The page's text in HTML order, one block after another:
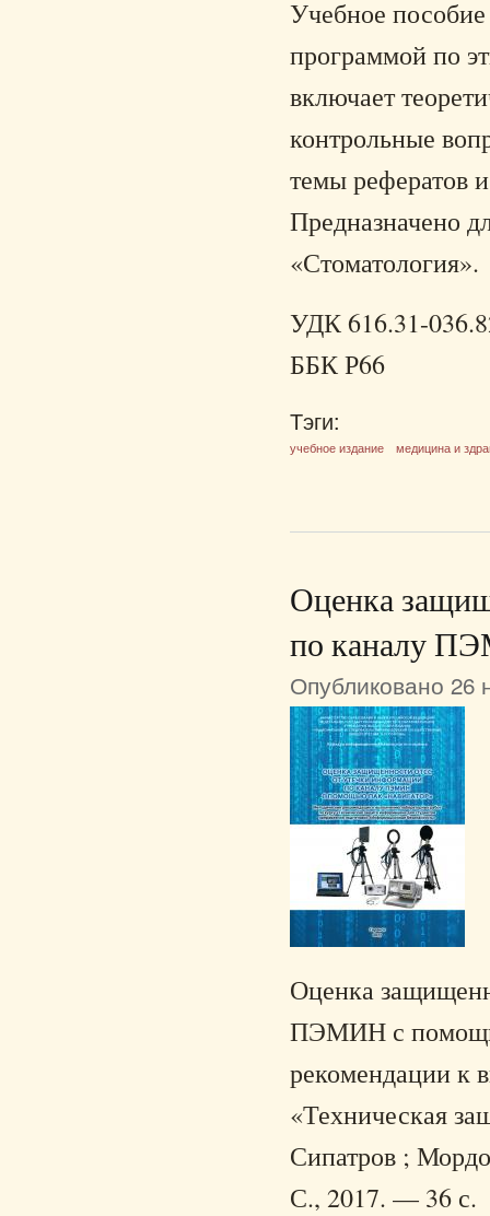
Учебное пособие
программой по
включает
контрольные
темы рефератов
Предназначено
«Стоматология».
УДК 616.31-
ББК Р66
Тэги:
учебное издание медицина и
Оценка
по каналу
Опубликовано 26
Оценка
ПЭМИН с
рекомендации к
«Техническая
Сипатров ;
С., 2017. — 36 с.